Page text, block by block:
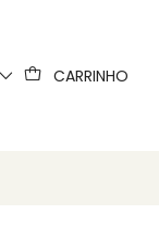
CARRINHO